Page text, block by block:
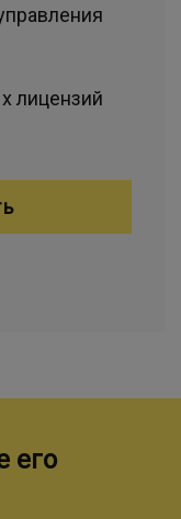
лицензий
его